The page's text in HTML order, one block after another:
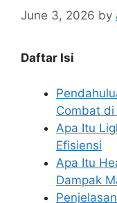
June 3, 2026 by
Daftar Isi
Combat
Apa Itu
Efisiensi
Apa Itu
Dampak